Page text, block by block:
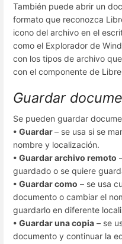
También puede abrir un
formato que reconozca
icono del archivo en el
como el Explorador de
con los tipos de archivo
con el componente de
Guardar
Se pueden guardar
• Guardar– se usa si se
nombre y localización.
• Guardar archivo remoto
guardado o se quiere
• Guardar como – se usa
documento o cambiar el
guardarlo en diferente
• Guardar una copia – se
documento y continuar la